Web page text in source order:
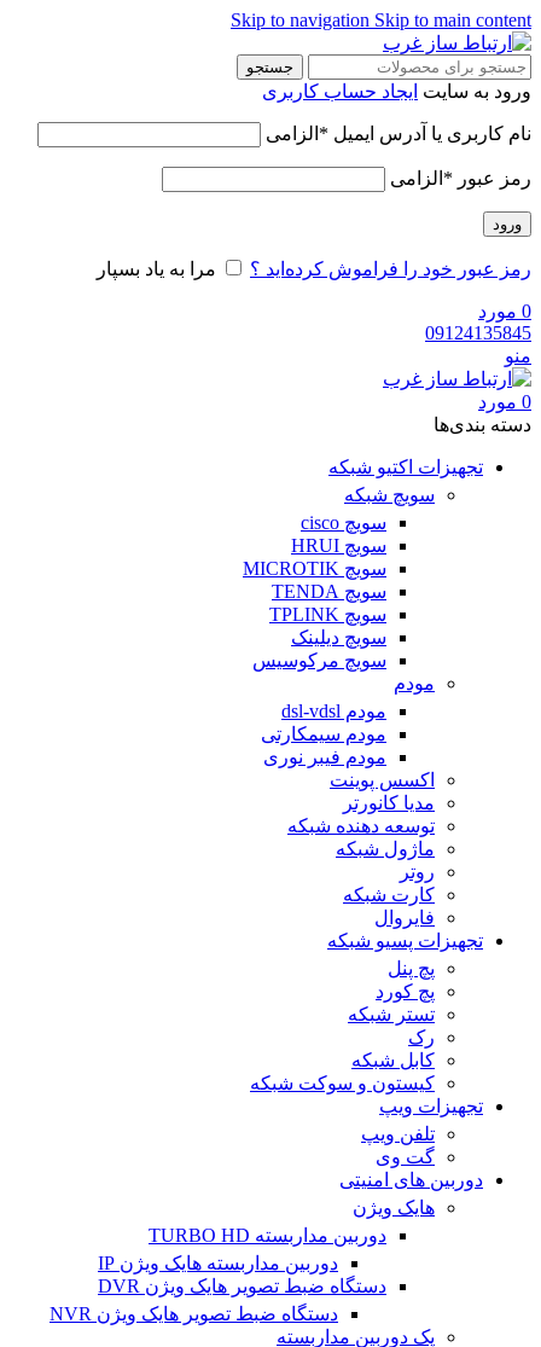
Skip to navigation Skip to main content
جستجو
ورود به سایت ایجاد حساب کاربری
نام کاربری یا آدرس ایمیل * الزامی
رمز عبور * الزامی
ورود
رمز عبور خود را فراموش کرده‌اید ؟ مرا به یاد بسپار
0 مورد
09124135845
منو
0 مورد
دسته‌ بندی‌ها
تجهیزات اکتیو شبکه
سویچ شبکه
سویچ cisco
سویچ HRUI
سویچ MICROTIK
سویچ TENDA
سویچ TPLINK
سویچ دیلینک
سویچ مرکوسیس
مودم
مودم dsl-vdsl
مودم سیمکارتی
مودم فیبر نوری
اکسس پوینت
مدیا کانورتر
توسعه دهنده شبکه
ماژول شبکه
روتر
کارت شبکه
فایروال
تجهیزات پسیو شبکه
پچ پنل
پچ کورد
تستر شبکه
رک
کابل شبکه
کیستون و سوکت شبکه
تجهیزات ویپ
تلفن ویپ
گت وی
دوربین های امنیتی
هایک ویژن
دوربین مداربسته TURBO HD
دوربین مداربسته هایک ویژن IP
دستگاه ضبط تصویر هایک ویژن DVR
دستگاه ضبط تصویر هایک ویژن NVR
پک دوربین مداربسته